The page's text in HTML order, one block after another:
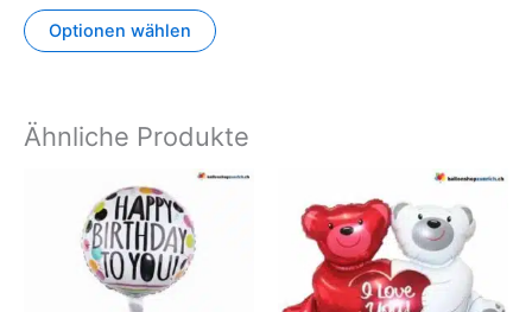
Optionen wählen
Ähnliche Produkte
bis
CHF 17.90
Dieses
Produkt
weist